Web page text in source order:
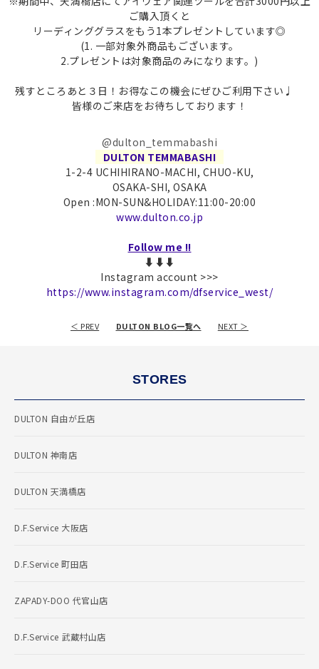
ご購入頂くと
リーディンググラスをもう1本プレゼントしています◎
(1. 一部対象外商品もございます。
2.プレゼントは対象商品のみになります。)
残すところあと３日！お得なこの機会にぜひご利用下さい♩
皆様のご来店をお待ちしております！
@dulton_temmabashi
DULTON TEMMABASHI
1-2-4 UCHIHIRANO-MACHI, CHUO-KU,
OSAKA-SHI, OSAKA
Open :MON-SUN&HOLIDAY:11:00-20:00
www.dulton.co.jp
Follow me !!
⬇︎⬇︎⬇︎
Instagram account >>>
https://www.instagram.com/dfservice_west/
＜ PREV DULTON BLOG一覧へ NEXT ＞
STORES
DULTON 自由が丘店
DULTON 神南店
DULTON 天満橋店
D.F.Service 大阪店
D.F.Service 町田店
ZAPADY-DOO 代官山店
D.F.Service 武蔵村山店